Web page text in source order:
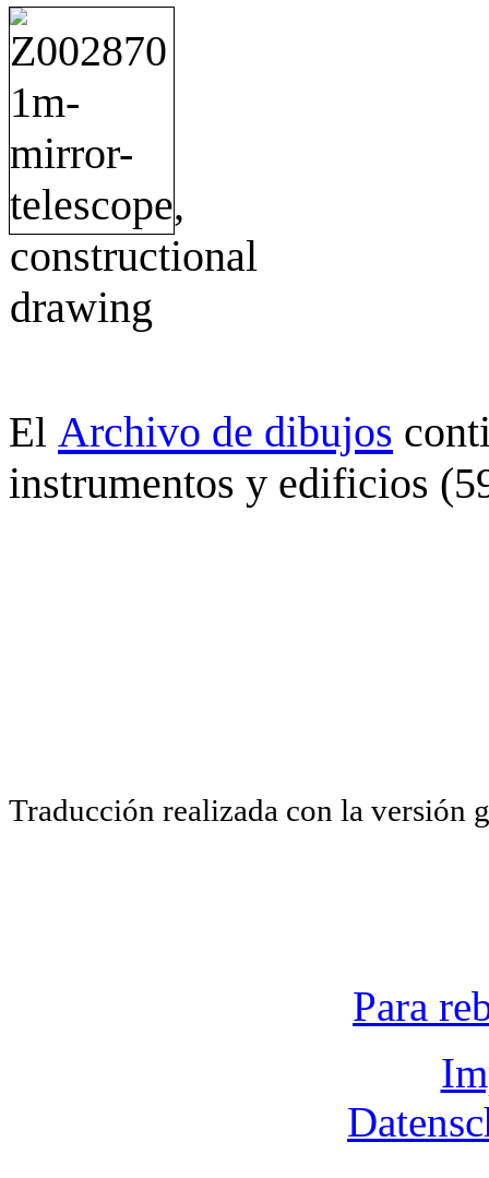
El Archivo de dibujos
instrumentos y edificios
Traducción realizada con la versión
Para